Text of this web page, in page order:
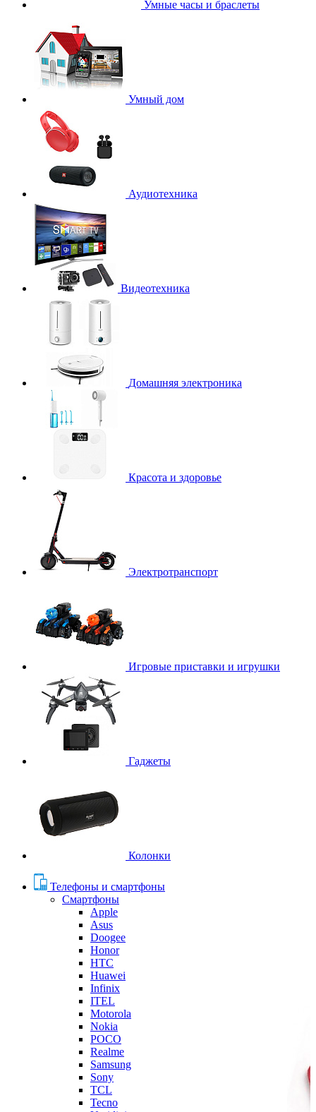
Умные часы и браслеты
Умный дом
Аудиотехника
Видеотехника
Домашняя электроника
Красота и здоровье
Электротранспорт
Игровые приставки и игрушки
Гаджеты
Колонки
Телефоны и смартфоны
Смартфоны
Apple
Asus
Doogee
Honor
HTC
Huawei
Infinix
ITEL
Motorola
Nokia
POCO
Realme
Samsung
Sony
TCL
Tecno